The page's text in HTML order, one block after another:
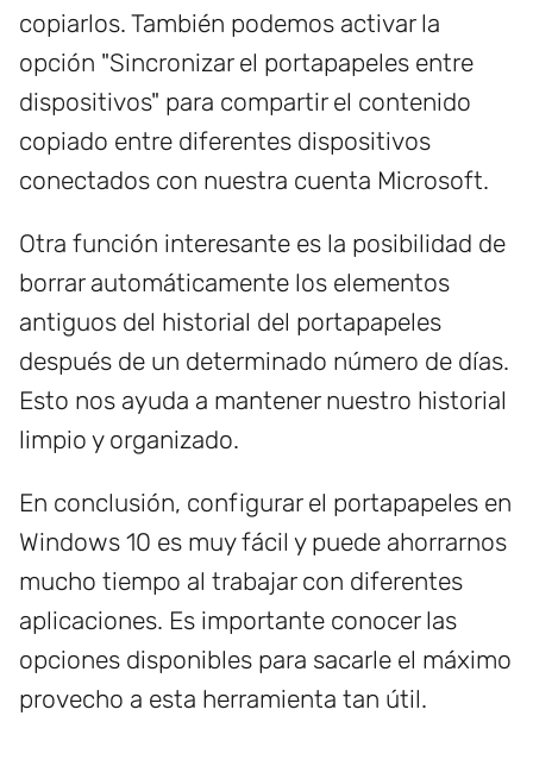
copiarlos. También podemos activar la
opción "Sincronizar el portapapeles entre
dispositivos" para compartir el contenido
copiado entre diferentes dispositivos
conectados con nuestra cuenta Microsoft.
Otra función interesante es la posibilidad de
borrar automáticamente los elementos
antiguos del historial del portapapeles
después de un determinado número de días.
Esto nos ayuda a mantener nuestro historial
limpio y organizado.
En conclusión, configurar el portapapeles en
Windows 10 es muy fácil y puede ahorrarnos
mucho tiempo al trabajar con diferentes
aplicaciones. Es importante conocer las
opciones disponibles para sacarle el máximo
provecho a esta herramienta tan útil.